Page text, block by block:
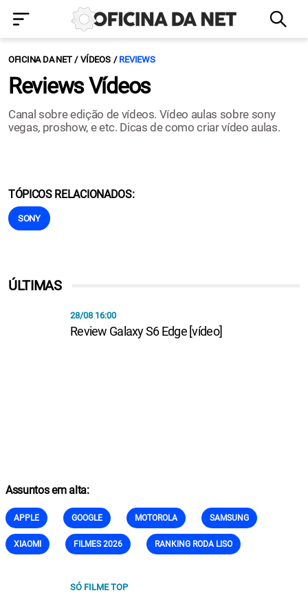
OFICINA DA NET VÍDEOS REVIEWS
Reviews Vídeos
Canal sobre edição de vídeos. Vídeo aulas sobre sony
vegas, proshow, e etc. Dicas de como criar vídeo aulas.
TÓPICOS RELACIONADOS:
SONY
ÚLTIMAS
28/08 16:00
Review Galaxy S6 Edge [vídeo]
Assuntos em alta:
APPLE GOOGLE MOTOROLA SAMSUNG
XIAOMI FILMES 2026 RANKING RODA LISO
SÓ FILME TOP